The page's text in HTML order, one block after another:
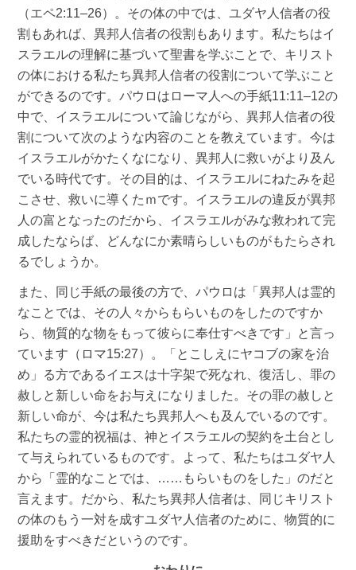
（エペ2:11–26）。その体の中では、ユダヤ人信者の役
割もあれば、異邦人信者の役割もあります。私たちはイ
スラエルの理解に基づいて聖書を学ぶことで、キリスト
の体における私たち異邦人信者の役割について学ぶこと
ができるのです。パウロはローマ人への手紙11:11–12の
中で、イスラエルについて論じながら、異邦人信者の役
割について次のような内容のことを教えています。今は
イスラエルがかたくなになり、異邦人に救いがより及ん
でいる時代です。その目的は、イスラエルにねたみを起
こさせ、救いに導くたｍです。イスラエルの違反が異邦
人の富となったのだから、イスラエルがみな救われて完
成したならば、どんなにか素晴らしいものがもたらされ
るでしょうか。
また、同じ手紙の最後の方で、パウロは「異邦人は霊的
なことでは、その人々からもらいものをしたのですか
ら、物質的な物をもって彼らに奉仕すべきです」と言っ
ています（ロマ15:27）。「とこしえにヤコブの家を治
め」る方であるイエスは十字架で死なれ、復活し、罪の
赦しと新しい命をお与えになりました。その罪の赦しと
新しい命が、今は私たち異邦人へも及んでいるのです。
私たちの霊的祝福は、神とイスラエルの契約を土台とし
て与えられているものです。よって、私たちはユダヤ人
から「霊的なことでは、……もらいものをした」のだと
言えます。だから、私たち異邦人信者は、同じキリスト
の体のもう一対を成すユダヤ人信者のために、物質的に
援助をすべきだというのです。